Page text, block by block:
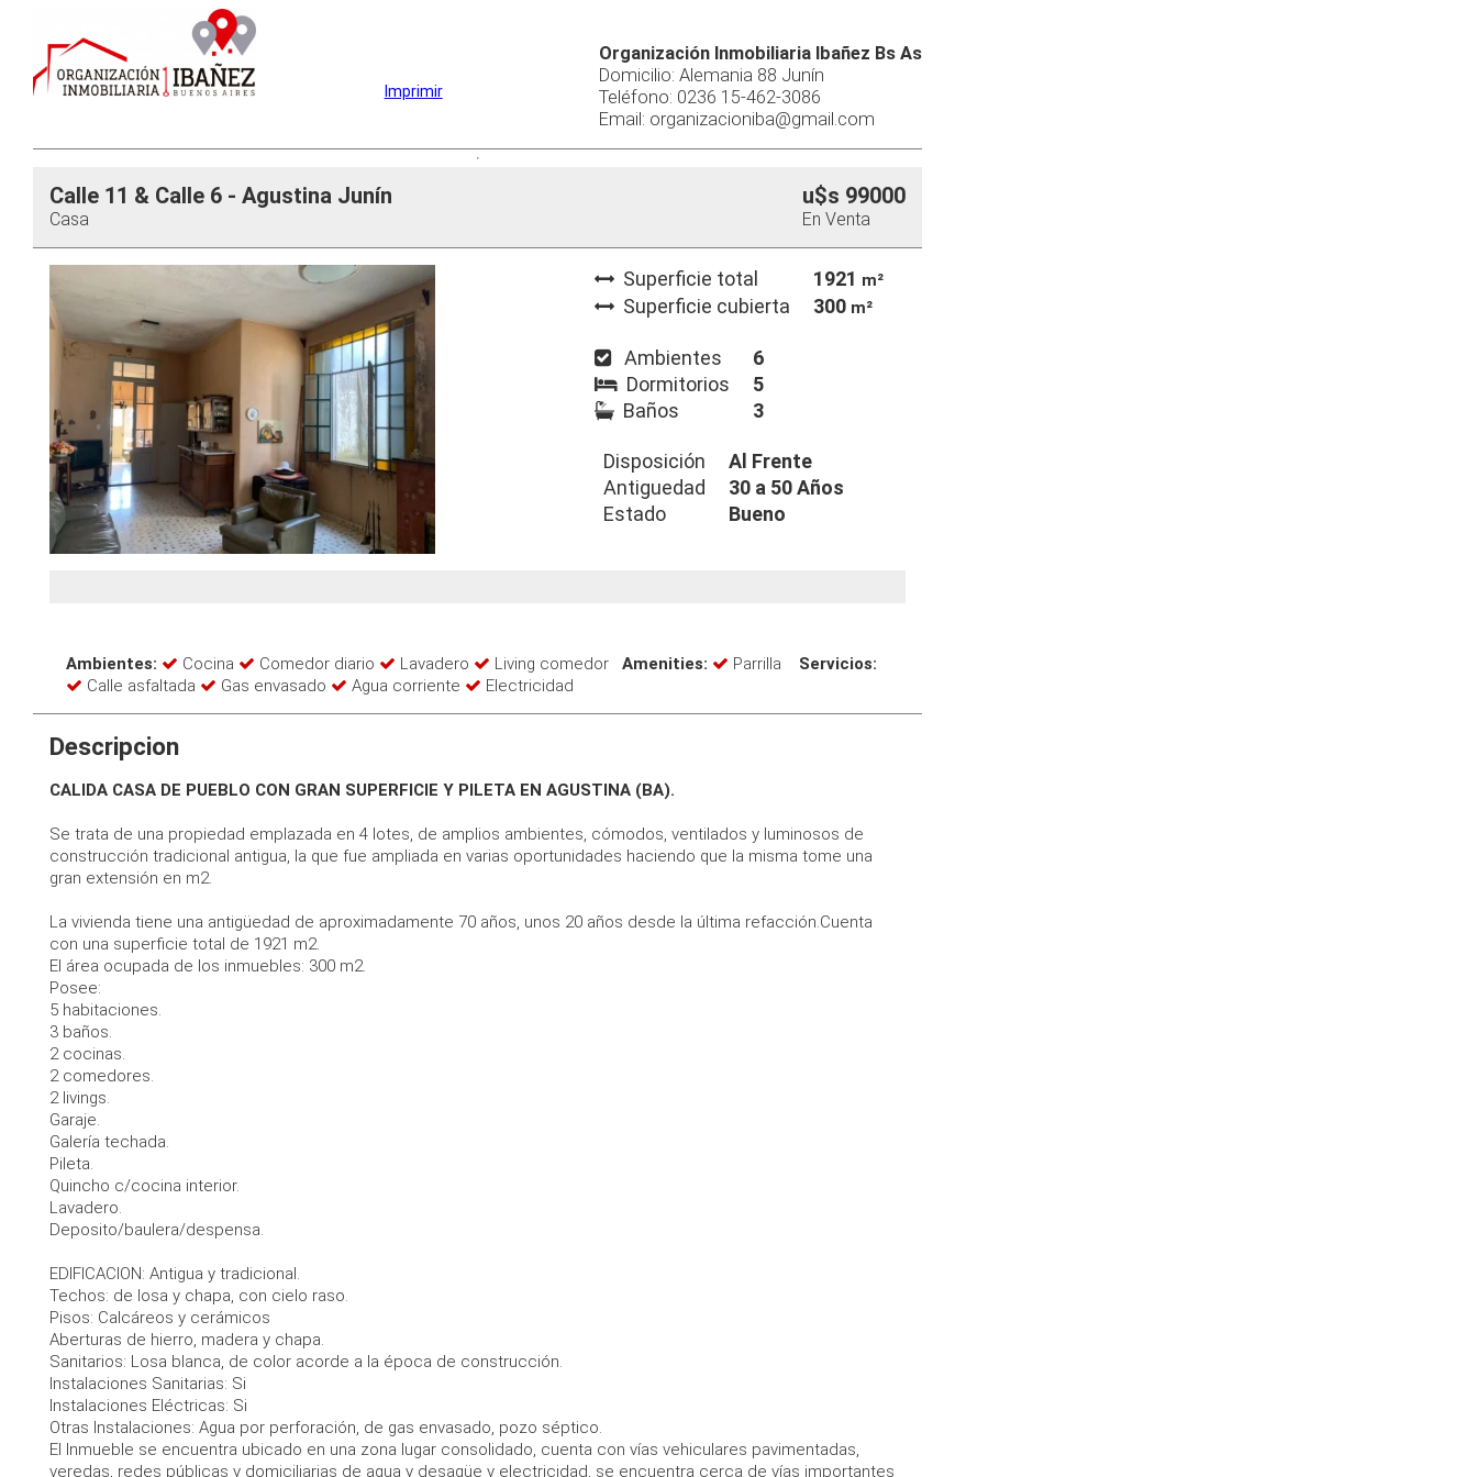
Organización Inmobiliaria Ibañez Bs As
Domicilio: Alemania 88 Junín
Teléfono: 0236 15-462-3086
Email: organizacioniba@gmail.com
Imprimir
Calle 11 & Calle 6 - Agustina Junín
Casa
u$s 99000
En Venta
Superficie total 1921 m²
Superficie cubierta 300 m²
Ambientes
6
Dormitorios
5
Baños
3
Disposición
Al Frente
Antiguedad
30 a 50 Años
Estado
Bueno
Ambientes: Cocina Comedor diario Lavadero Living comedor Amenities: Parrilla
Servicios:
Calle asfaltada
Gas envasado Agua corriente Electricidad
Descripcion
CALIDA CASA DE PUEBLO CON GRAN SUPERFICIE Y PILETA EN AGUSTINA (BA).
Se trata de una propiedad emplazada en 4 lotes, de amplios ambientes, cómodos, ventilados y luminosos de
construcción tradicional antigua, la que fue ampliada en varias oportunidades haciendo que la misma tome una
gran extensión en m2.
La vivienda tiene una antigüedad de aproximadamente 70 años, unos 20 años desde la última refacción.Cuenta
con una superficie total de 1921 m2.
El área ocupada de los inmuebles: 300 m2.
Posee:
5 habitaciones.
3 baños.
2 cocinas.
2 comedores.
2 livings.
Garaje.
Galería techada.
Pileta.
Quincho c/cocina interior.
Lavadero.
Deposito/baulera/despensa.
EDIFICACION: Antigua y tradicional.
Techos: de losa y chapa, con cielo raso.
Pisos: Calcáreos y cerámicos
Aberturas de hierro, madera y chapa.
Sanitarios: Losa blanca, de color acorde a la época de construcción.
Instalaciones Sanitarias: Si
Instalaciones Eléctricas: Si
Otras Instalaciones: Agua por perforación, de gas envasado, pozo séptico.
El Inmueble se encuentra ubicado en una zona lugar consolidado, cuenta con vías vehiculares pavimentadas,
veredas, redes públicas y domiciliarias de agua y desagüe y electricidad, se encuentra cerca de vías importantes